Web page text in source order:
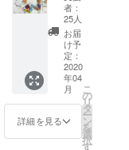
送料
込）
➡
9,000円
（税・
送料
込） ※
画像は
リター
ン品の
込んだ
小瓶を
１個お
届けし
ます。
宝石の
種類や
形、大
きさ、
色はお
色」
【早
割】
（品
番：
M2002-
F-1）小
さな宝
石たち
の中か
ら、
「様々
者：
25人
お届
け予
定：
2020
年04
月
詳細を見る
こ
の
リ
タ
ー
ン
を
選
択
す